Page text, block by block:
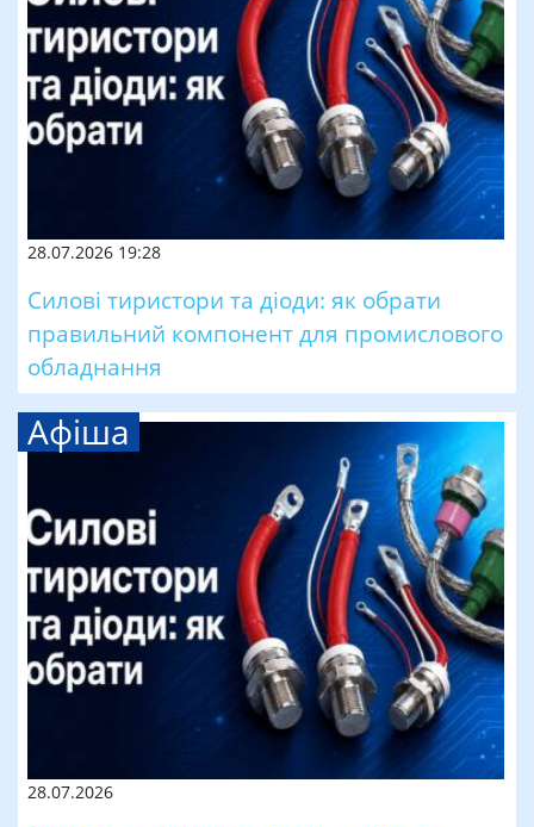
28.07.2026 19:28
Силові тиристори та діоди: як обрати
правильний компонент для промислового
обладнання
Афіша
28.07.2026